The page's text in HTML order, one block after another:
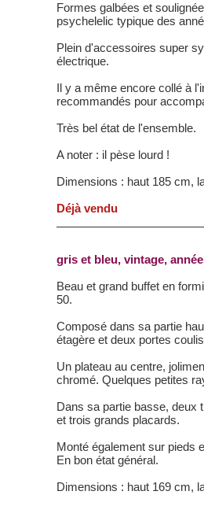
Formes galbées et
psychelelic typique des
Plein d'accessoires super
électrique.
Il y a même encore collé à
recommandés pour
Très bel état de l'ensemble.
A noter : il pèse lourd !
Dimensions : haut 185 cm,
Déjà vendu
gris et bleu, vintage,
Beau et grand buffet en
50.
Composé dans sa partie
étagère et deux portes
Un plateau au centre,
chromé. Quelques petites
Dans sa partie basse, deux
et trois grands placards.
Monté également sur pieds
En bon état général.
Dimensions : haut 169 cm,